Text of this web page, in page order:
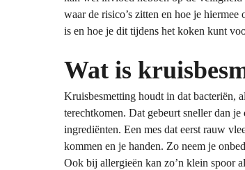
waar de risico’s zitten en hoe je
is en hoe je dit tijdens het koken kunt
Wat is
Kruisbesmetting houdt in dat bacteriën,
terechtkomen. Dat gebeurt sneller dan
ingrediënten. Een mes dat eerst rauw
kommen en je handen. Zo neem je
Ook bij allergieën kan zo’n klein spoor